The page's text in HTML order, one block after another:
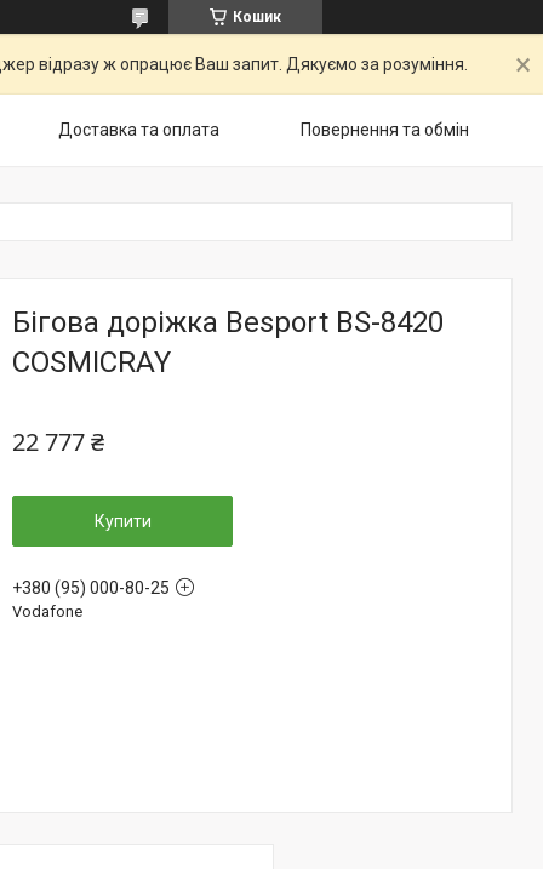
Кошик
відразу ж опрацює Ваш запит. Дякуємо за розуміння.
Доставка та оплата Повернення та обмін
Бігова доріжка Besport BS-8420
COSMICRAY
22 777 ₴
Купити
+380 (95) 000-80-25
Vodafone